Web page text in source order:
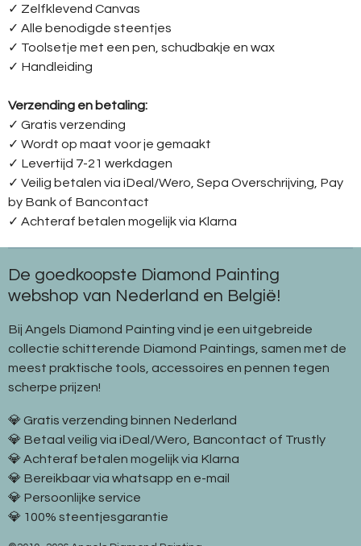
✓ Zelfklevend Canvas
✓ Alle benodigde steentjes
✓ Toolsetje met een pen, schudbakje en wax
✓ Handleiding
Verzending en betaling:
✓ Gratis verzending
✓ Wordt op maat voor je gemaakt
✓ Levertijd 7-21 werkdagen
✓ Veilig betalen via iDeal/Wero, Sepa Overschrijving, Pay
by Bank of Bancontact
✓ Achteraf betalen mogelijk via Klarna
De goedkoopste Diamond Painting
webshop van Nederland en België!
Bij Angels Diamond Painting vind je een uitgebreide
collectie schitterende Diamond Paintings, samen met de
meest praktische tools, accessoires en pennen tegen
scherpe prijzen!
💎 Gratis verzending binnen Nederland
💎 Betaal veilig via iDeal/Wero, Bancontact of Trustly
💎 Achteraf betalen mogelijk via Klarna
💎 Bereikbaar via whatsapp en e-mail
💎 Persoonlijke service
💎 100% steentjesgarantie